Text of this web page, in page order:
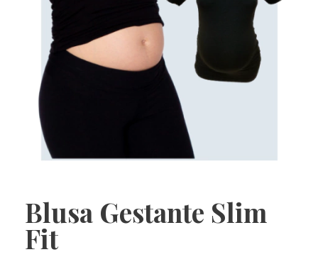
Blusa Gestante Slim
Fit